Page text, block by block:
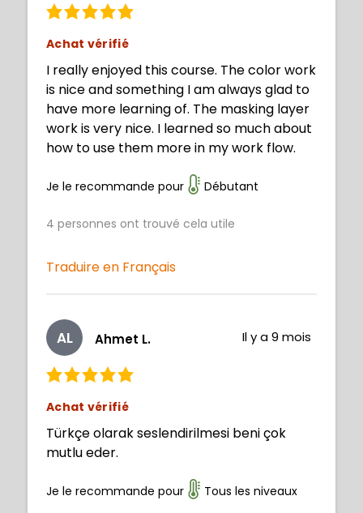
Achat vérifié
I really enjoyed this course. The color work
is nice and something I am always glad to
have more learning of. The masking layer
work is very nice. I learned so much about
how to use them more in my work flow.
Je le recommande pour Débutant
4 personnes ont trouvé cela utile
Traduire en Français
AL Ahmet L. Il y a 9 mois
Achat vérifié
Türkçe olarak seslendirilmesi beni çok
mutlu eder.
Je le recommande pour Tous les niveaux